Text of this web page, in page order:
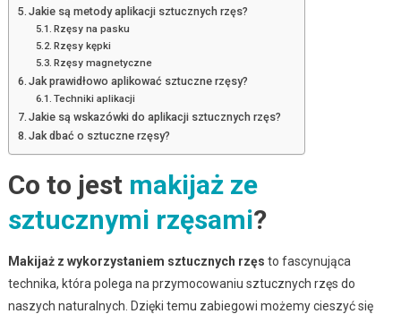
Jakie są metody aplikacji sztucznych rzęs?
Rzęsy na pasku
Rzęsy kępki
Rzęsy magnetyczne
Jak prawidłowo aplikować sztuczne rzęsy?
Techniki aplikacji
Jakie są wskazówki do aplikacji sztucznych rzęs?
Jak dbać o sztuczne rzęsy?
Co to jest makijaż ze
sztucznymi rzęsami?
Makijaż z wykorzystaniem sztucznych rzęs to fascynująca
technika, która polega na przymocowaniu sztucznych rzęs do
naszych naturalnych. Dzięki temu zabiegowi możemy cieszyć się